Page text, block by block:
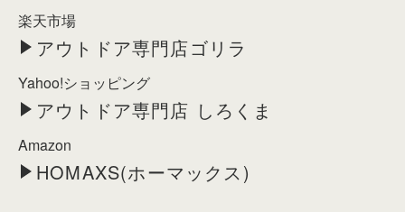
楽天市場
アウトドア専門店ゴリラ
Yahoo!ショッピング
アウトドア専門店 しろくま
Amazon
HOMAXS(ホーマックス)